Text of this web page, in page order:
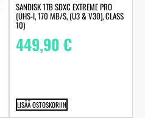
SANDISK 1TB SDXC EXTREME PRO
(UHS-I, 170 MB/S, (U3 & V30), CLASS
10)
449,90€
LISÄÄ OSTOSKORIIN